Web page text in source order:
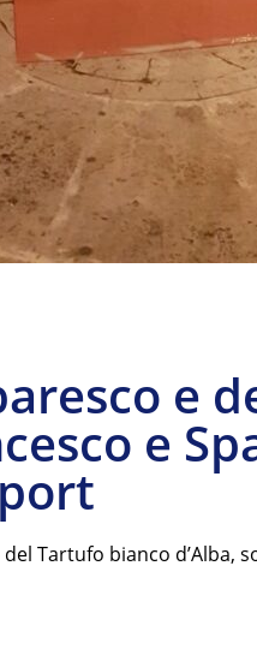
e
e
Tartufo bianco d’Alba,